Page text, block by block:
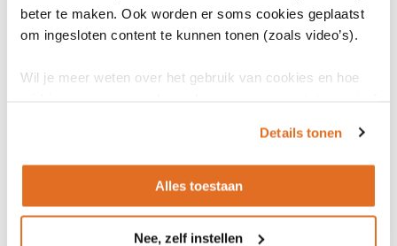
beter te maken. Ook worden er soms cookies geplaatst
om ingesloten content te kunnen tonen (zoals video’s).
Wil je meer weten over het gebruik van cookies en hoe
Details tonen
Alles toestaan
Nee, zelf instellen
Use case
Use case